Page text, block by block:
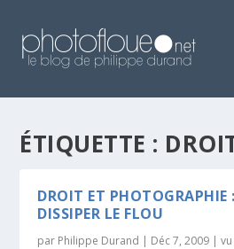
ÉTIQUETTE :
DROIT ET
DISSIPER LE FLOU
par Philippe Durand | Déc 7, 2009 |